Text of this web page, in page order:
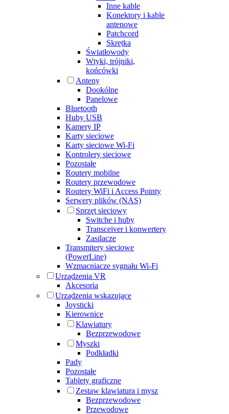
Inne kable
Konektory i kable
antenowe
Patchcord
Skrętka
Światłowody
Wtyki, trójniki,
końcówki
Anteny
Dookólne
Panelowe
Bluetooth
Huby USB
Kamery IP
Karty sieciowe
Karty sieciowe Wi-Fi
Kontrolery sieciowe
Pozostałe
Routery mobilne
Routery przewodowe
Routery WiFi i Access Pointy
Serwery plików (NAS)
Sprzęt sieciowy
Switche i huby
Transceiver i konwertery
Zasilacze
Transmitery sieciowe
(PowerLine)
Wzmacniacze sygnału Wi-Fi
Urządzenia VR
Akcesoria
Urządzenia wskazujące
Joysticki
Kierownice
Klawiatury
Bezprzewodowe
Myszki
Podkładki
Pady
Pozostałe
Tablety graficzne
Zestaw klawiatura i mysz
Bezprzewodowe
Przewodowe